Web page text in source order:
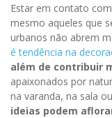
Estar em contato
mesmo aqueles que
urbanos não abrem
é tendência na
além de contribuir
apaixonados por
na varanda, na sala
ideias podem